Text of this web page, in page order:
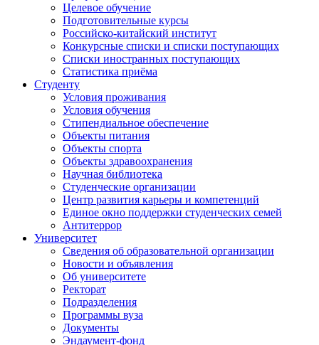
Целевое обучение
Подготовительные курсы
Российско-китайский институт
Конкурсные списки и списки поступающих
Списки иностранных поступающих
Статистика приёма
Студенту
Условия проживания
Условия обучения
Стипендиальное обеспечение
Объекты питания
Объекты спорта
Объекты здравоохранения
Научная библиотека
Студенческие организации
Центр развития карьеры и компетенций
Единое окно поддержки студенческих семей
Антитеррор
Университет
Сведения об образовательной организации
Новости и объявления
Об университете
Ректорат
Подразделения
Программы вуза
Документы
Эндаумент-фонд